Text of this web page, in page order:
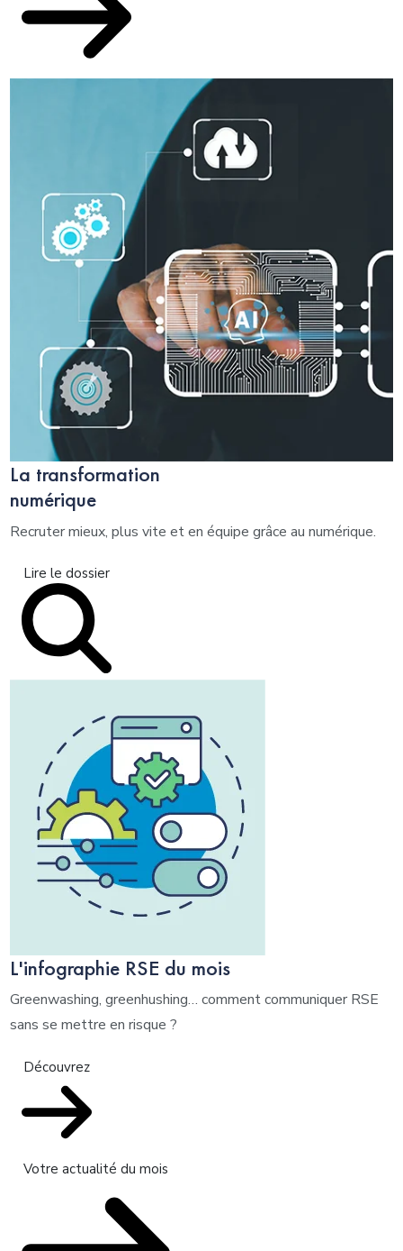
La transformation
numérique
Recruter mieux, plus vite et en équipe grâce au numérique.
Lire le dossier
L'infographie RSE du mois
Greenwashing, greenhushing… comment communiquer RSE
sans se mettre en risque ?
Découvrez
Votre actualité du mois